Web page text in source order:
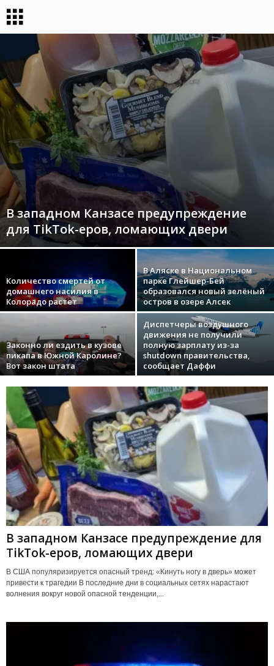
В западном Канзасе предупреждение
для TikTok-еров, ломающих двери
Количество смертей от
домашнего насилия в
Колорадо растет
В Аляске в Национальном
парке Глейшер-Бей
образовался новый зелёный
остров в озере Алсек
Законно ли ездить в кузове
пикапа в Южной Каролине?
Вот закон штата
Диспетчеры воздушного
движения не получили
полную зарплату из-за
shutdown правительства,
сообщает Даффи
В западном Канзасе предупреждение для
TikTok-еров, ломающих двери
В США популяризируется опасный тренд: «Кинуть ногу в дверь» может
привести к трагедии В последние дни в социальных сетях нарастают
волнения вокруг новой опасной тенденции,...